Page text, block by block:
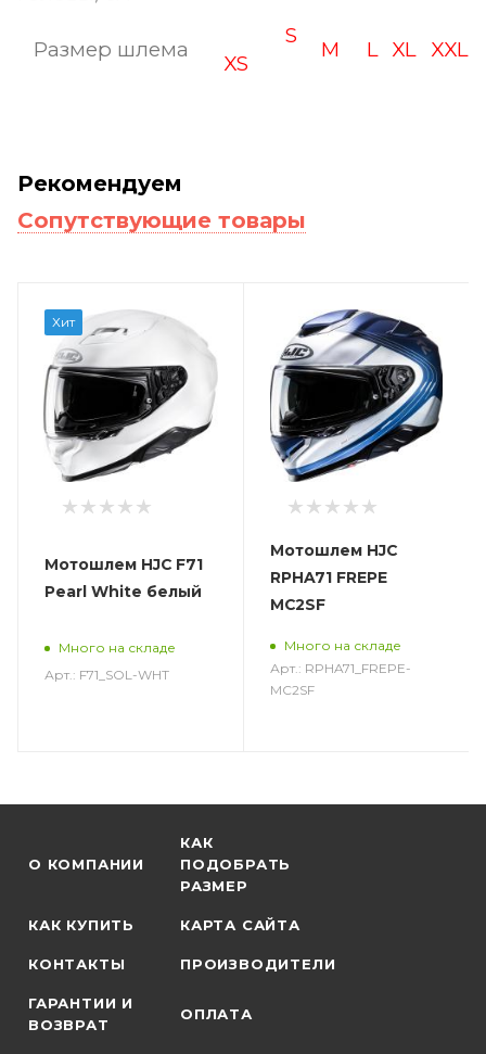
Размер шлема
XS
S
M L XL XXL
Рекомендуем
Сопутствующие товары
Хит
Мотошлем HJC F71
Pearl White белый
Много на складе
Арт.: F71_SOL-WHT
Мотошлем HJC
RPHA71 FREPE
MC2SF
Много на складе
Арт.: RPHA71_FREPE-
MC2SF
О КОМПАНИИ
КАК
ПОДОБРАТЬ
РАЗМЕР
КАК КУПИТЬ КАРТА САЙТА
КОНТАКТЫ ПРОИЗВОДИТЕЛИ
ГАРАНТИИ И
ВОЗВРАТ
ОПЛАТА